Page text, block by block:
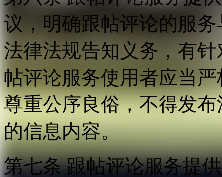
议，明确跟帖评论的服
法律法规告知义务，有
帖评论服务使用者应当
尊重公序良俗，不得发
的信息内容。
第七条 跟帖评论服务提